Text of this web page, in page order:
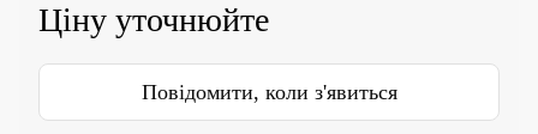
Ціну уточнюйте
Повідомити, коли з'явиться